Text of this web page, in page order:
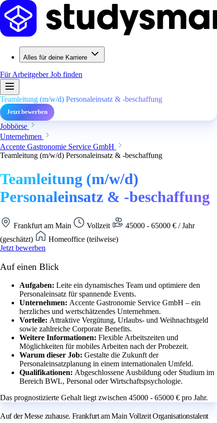
Alles für deine Karriere
Für ArbeitgeberJob finden
Teamleitung (m/w/d) Personaleinsatz & -beschaffung
Jetzt bewerben
Jobbörse
Unternehmen
Accente Gastronomie Service GmbH
Teamleitung (m/w/d) Personaleinsatz & -beschaffung
Teamleitung (m/w/d)
Personaleinsatz & -beschaffung
Frankfurt am Main Vollzeit
45000 - 65000 € / Jahr
(geschätzt)
Homeoffice (teilweise)
Jetzt bewerben
Auf einen Blick
Aufgaben: Leite ein dynamisches Team und optimiere den
Personaleinsatz für spannende Events.
Unternehmen: Accente Gastronomie Service GmbH – ein
herzliches und wertschätzendes Unternehmen.
Vorteile: Attraktive Vergütung, Urlaubs- und Weihnachtsgeld
sowie zahlreiche Corporate Benefits.
Weitere Informationen: Flexible Arbeitszeiten und
Möglichkeiten für mobiles Arbeiten nach der Probezeit.
Warum dieser Job: Gestalte die Zukunft der
Personaleinsatzplanung in einem internationalen Umfeld.
Qualifikationen: Abgeschlossene Ausbildung oder Studium im
Bereich BWL, Personal oder Wirtschaftspsychologie.
Das prognostizierte Gehalt liegt zwischen 45000 - 65000 € pro Jahr.
Auf der Messe zuhause. Frankfurt am Main Vollzeit Organisationstalent